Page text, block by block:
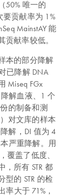
50% 唯一的
要贡献率为 1%
MainstAY 能
献率较低。
本的部分降解
已降解 DNA
Miseq FGx
降解血液、1 个
的制备和测
对文库的样本
解，DI 值为 4
严重降解。用
覆盖了低度、
所有 STR 都
的 STR 的检
大于 71%，